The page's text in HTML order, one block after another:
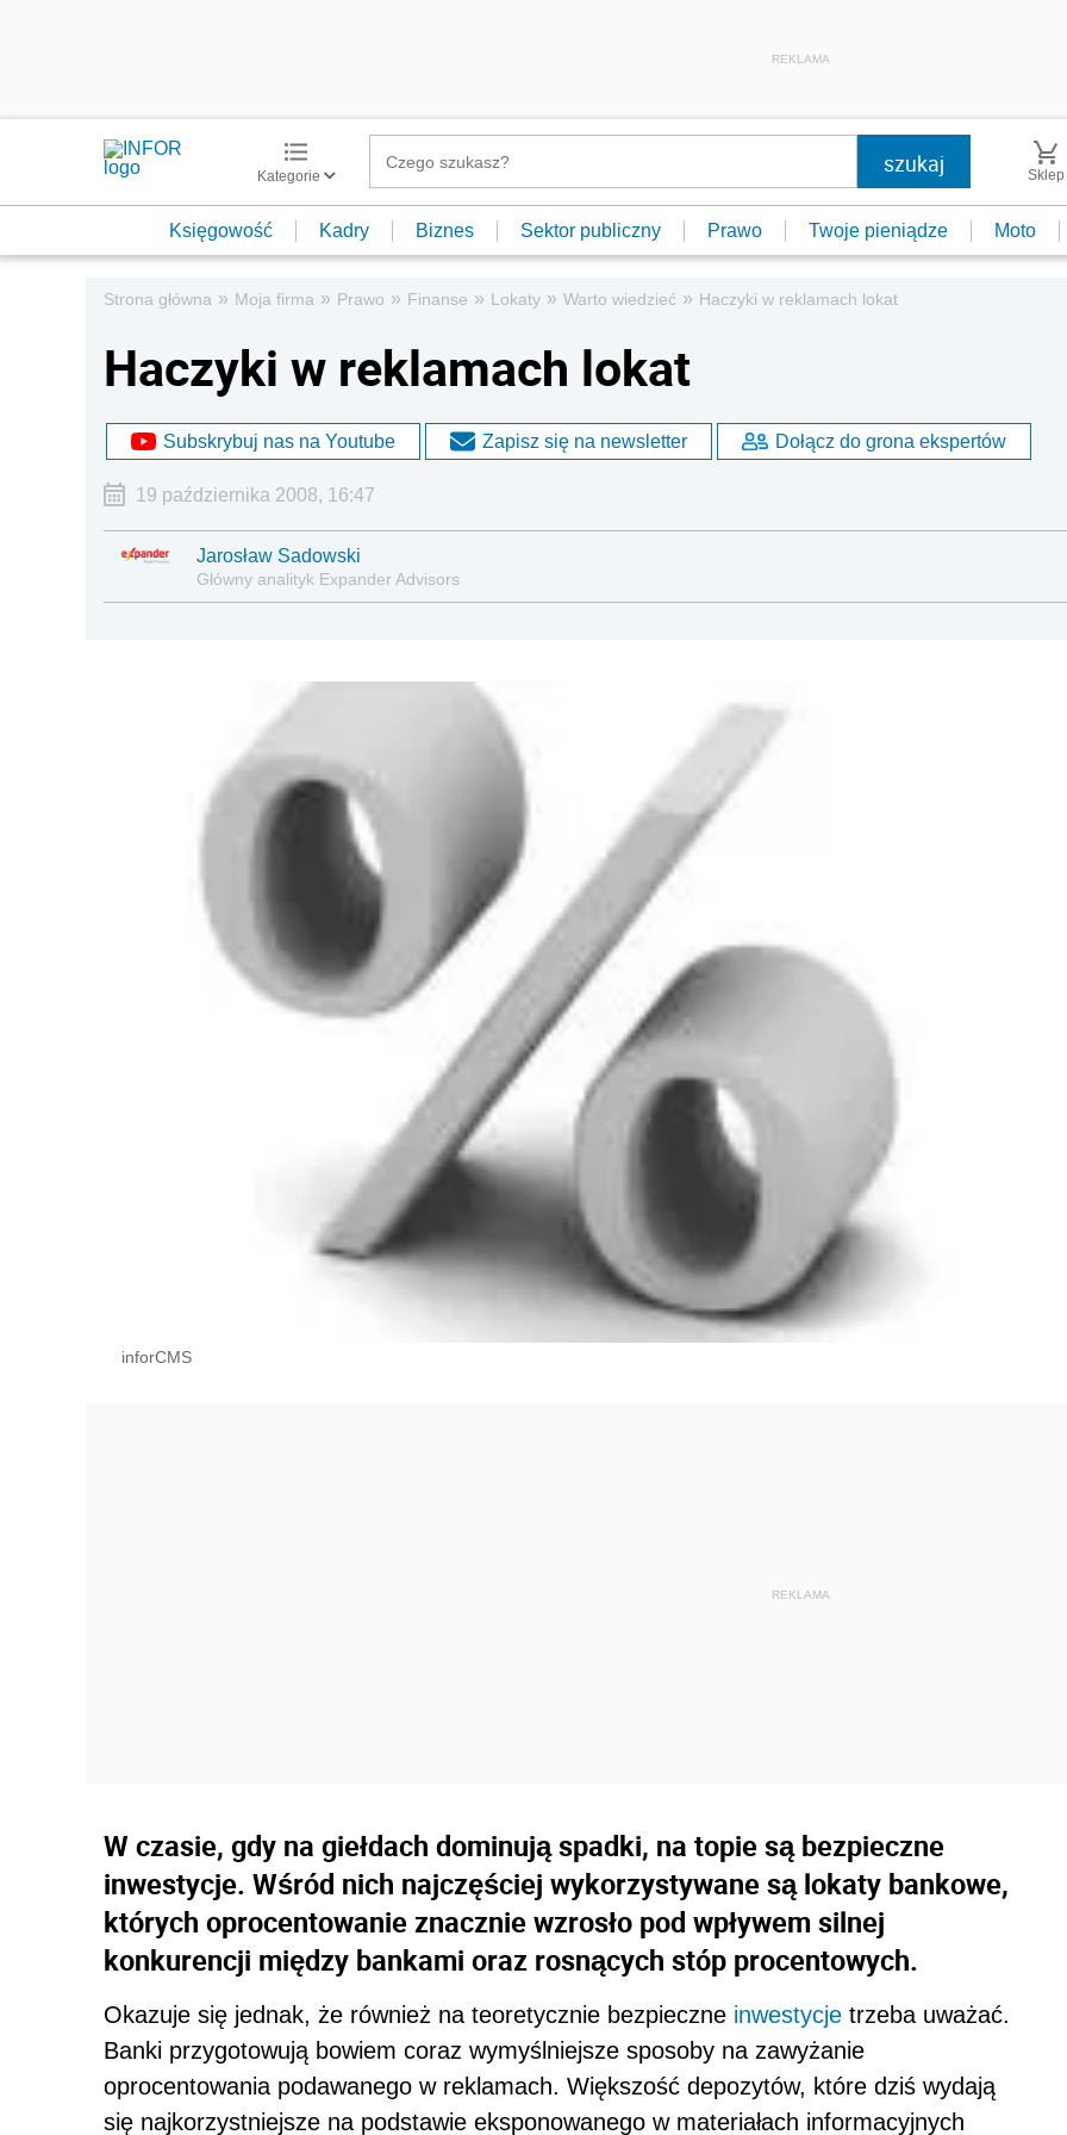
REKLAMA
Kategorie Sklep
Księgowość Kadry Biznes Sektor publiczny Prawo Twoje pieniądze Moto
Strona główna » Moja firma » Prawo » Finanse » Lokaty » Warto wiedzieć » Haczyki w reklamach lokat
Haczyki w reklamach lokat
Subskrybuj nas na Youtube Zapisz się na newsletter Dołącz do grona ekspertów
19 października 2008, 16:47
Jarosław Sadowski
Główny analityk Expander Advisors
inforCMS
W czasie, gdy na giełdach dominują spadki, na topie są bezpieczne
inwestycje. Wśród nich najczęściej wykorzystywane są lokaty bankowe,
których oprocentowanie znacznie wzrosło pod wpływem silnej
konkurencji między bankami oraz rosnących stóp procentowych.
Okazuje się jednak, że również na teoretycznie bezpieczne inwestycje trzeba uważać.
Banki przygotowują bowiem coraz wymyślniejsze sposoby na zawyżanie
oprocentowania podawanego w reklamach. Większość depozytów, które dziś wydają
się najkorzystniejsze na podstawie eksponowanego w materiałach informacyjnych